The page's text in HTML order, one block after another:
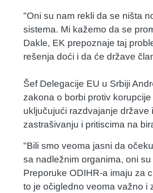
"Oni su nam rekli da se ništa
sistema. Mi kažemo da se
Dakle, EK prepoznaje taj
rešenja doći i da će države
Šef Delegacije EU u Srbiji
zakona o borbi protiv
uključujući razdvajanje
zastrašivanju i pritiscima na
"Bili smo veoma jasni da
sa nadležnim organima, oni
Preporuke ODIHR-a imaju za
to je očigledno veoma važno i